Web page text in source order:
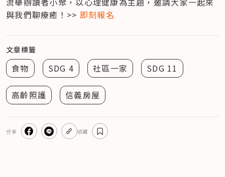
與我們聊療癒！>> 即刻報名
文章標籤
食物 SDG 4 社區一家 SDG 11
高齡照護 信義房屋
分享 收藏